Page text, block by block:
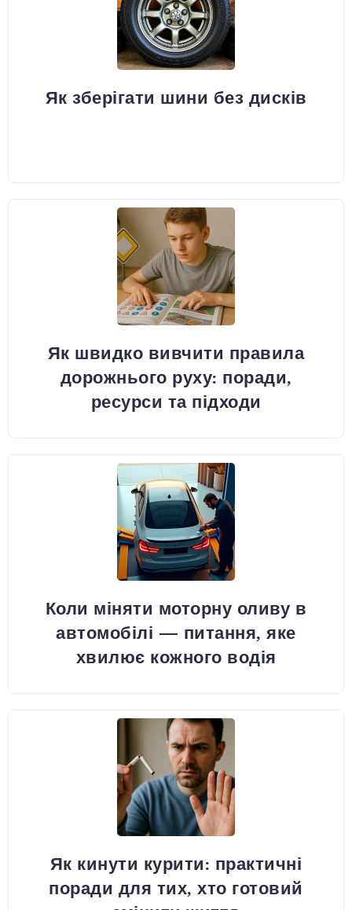
Як зберігати шини без дисків
Як швидко вивчити правила
дорожнього руху: поради,
ресурси та підходи
Коли міняти моторну оливу в
автомобілі — питання, яке
хвилює кожного водія
Як кинути курити: практичні
поради для тих, хто готовий